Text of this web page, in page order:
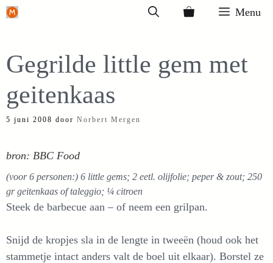
Ga
inhoud
Menu
Gegrilde little gem met
geitenkaas
5 juni 2008 door Norbert Mergen
bron: BBC Food
(voor 6 personen:) 6 little gems; 2 eetl. olijfolie; peper & zout; 250
gr geitenkaas of taleggio; ¼ citroen
Steek de barbecue aan – of neem een grilpan.
Snijd de kropjes sla in de lengte in tweeën (houd ook het
stammetje intact anders valt de boel uit elkaar). Borstel ze